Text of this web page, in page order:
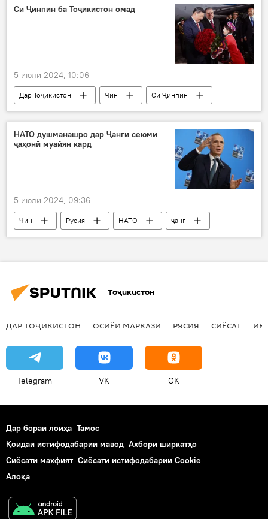
дохилшавӣ
Си Ҷинпин ба Тоҷикистон омад
5 июли 2024, 10:06
Дар Тоҷикистон Чин
Си Ҷинпин
Раҳмон
Сиёсат
НАТО душманашро дар Ҷанги сеюми
ҷаҳонӣ муайян кард
5 июли 2024, 09:36
Чин Русия НАТО
ҷанг
Сиёсат
Сутуннигор
Тоҷикистон
ДАР ТОҶИКИСТОН ОСИЁИ МАРКАЗӢ РУСИЯ СИЁСАТ
Telegram VK OK
Дар бораи лоиҳа Тамос
Қоидаи истифодабарии мавод Ахбори ширкатҳо
Сиёсати махфият Сиёсати истифодабарии Cookie
Алоқа